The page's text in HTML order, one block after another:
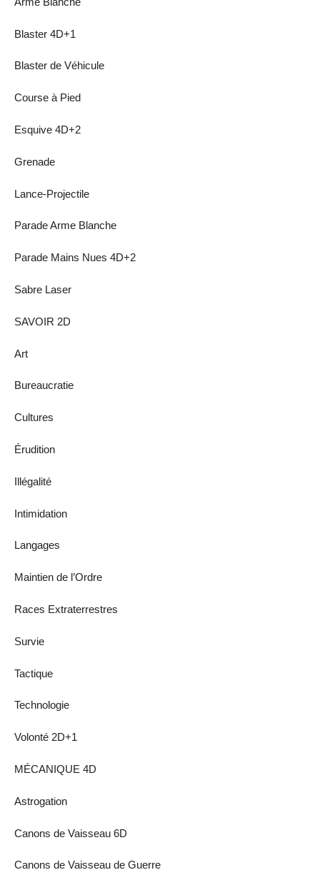
Blaster 4D+1
Blaster de Véhicule
Course à Pied
Esquive 4D+2
Grenade
Lance-Projectile
Parade Arme Blanche
Parade Mains Nues 4D+2
Sabre Laser
SAVOIR 2D
Art
Bureaucratie
Cultures
Érudition
Illégalité
Intimidation
Langages
Maintien de l’Ordre
Races Extraterrestres
Survie
Tactique
Technologie
Volonté 2D+1
MÉCANIQUE 4D
Astrogation
Canons de Vaisseau 6D
Canons de Vaisseau de Guerre